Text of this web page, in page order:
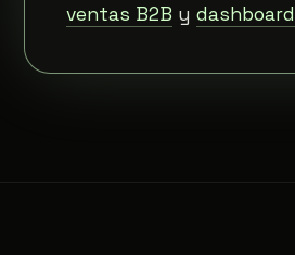
ventas B2B y